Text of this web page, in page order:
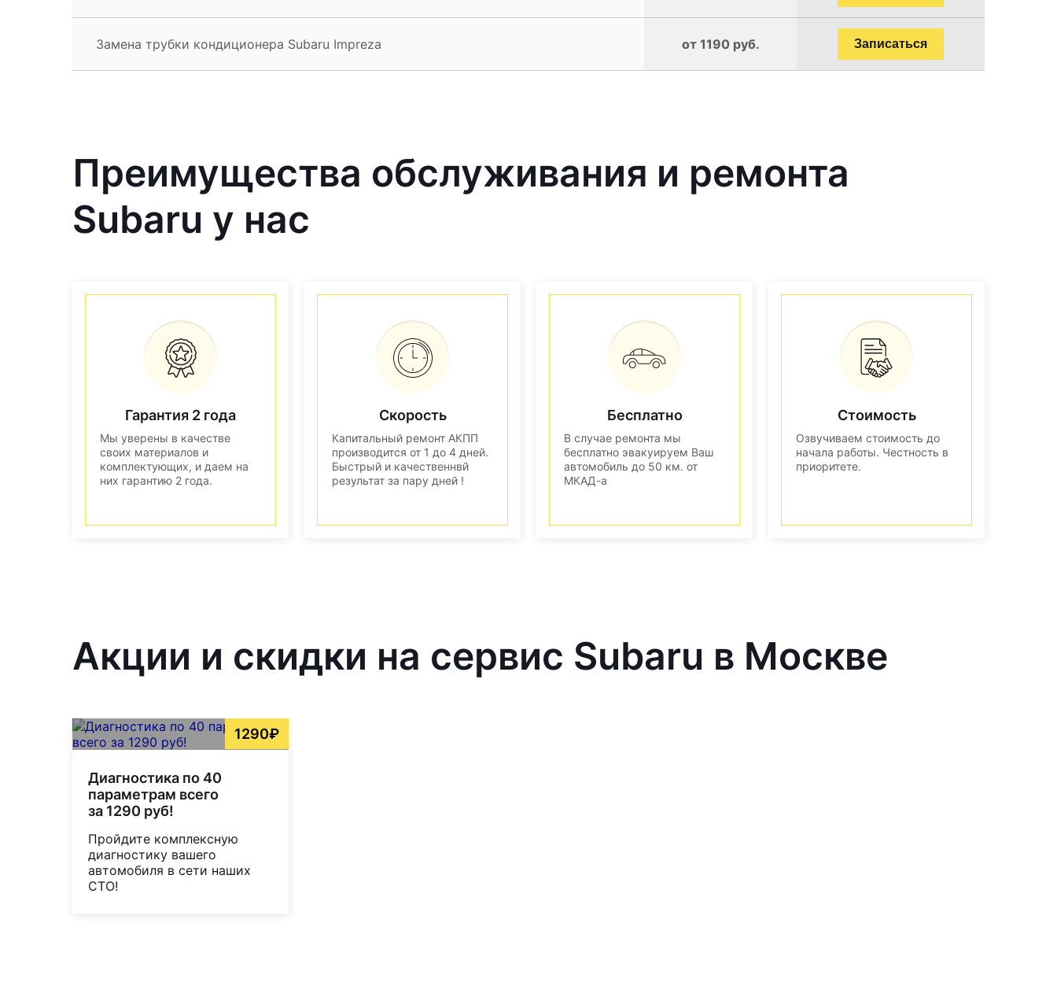
Замена трубки кондиционера Subaru Impreza от 1190 руб. Записаться
Преимущества обслуживания и ремонта
Subaru у нас
Гарантия 2 года
Мы уверены в качестве
своих материалов и
комплектующих, и даем на
них гарантию 2 года.
Скорость
Капитальный ремонт АКПП
производится от 1 до 4 дней.
Быстрый и качественнвй
результат за пару дней !
Бесплатно
В случае ремонта мы
бесплатно эвакуируем Ваш
автомобиль до 50 км. от
МКАД-а
Стоимость
Озвучиваем стоимость до
начала работы. Честность в
приоритете.
Акции и скидки на сервис Subaru в Москве
1290₽
Диагностика по 40
параметрам всего
за 1290 руб!
Пройдите комплексную
диагностику вашего
автомобиля в сети наших
СТО!